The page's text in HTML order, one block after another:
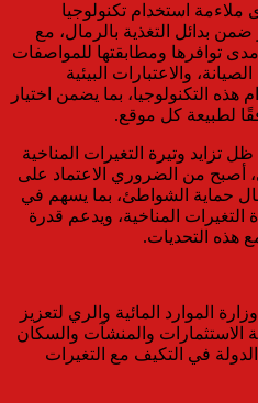
استخدام تكنولوجيا
بدائل التغذية بالرمال، مع
توافرها ومطابقتها للمواصفات
والاعتبارات البيئية
هذه التكنولوجيا، بما يضمن اختيار
لطبيعة كل موقع.
تزايد وتيرة التغيرات المناخية
أصبح من الضروري الاعتماد على
حماية الشواطئ، بما يسهم في
المناخية، ويدعم قدرة
هذه التحديات.
الموارد المائية والري لتعزيز
الاستثمارات والمنشآت والسكان
في التكيف مع التغيرات